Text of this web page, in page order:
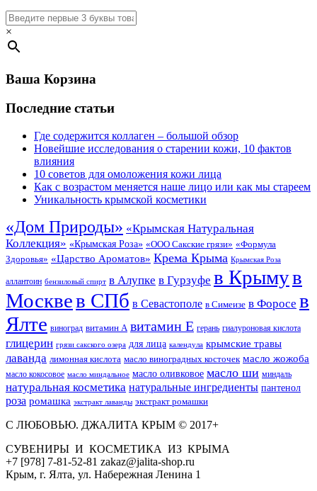
×
Ваша Корзина
Последние статьи
Где содержится коллаген – большой обзор
Новейшие исследования о старении кожи, 10 фактов
влияния
10 советов для омоложения кожи лица
Как с возрастом меняется наше лицо или как мы стареем
Уникальность крымской косметики
«Дом Природы» «Крымская Натуральная
Коллекция» «Крымская Роза» «ООО Сакские грязи» «Формула
Здоровья» «Царство Ароматов» Крема Крыма Крымская Роза
аллантоин бензиловый спирт в Алупке в Гурзуфе в Крымув
Москвев СПб в Севастополе в Симеизе в Форосе в
Ялте виноград витамин А витамин Е герань гиалуроновая кислота
глицерин грязи сакского озера для лица календула крымские травы
лаванда лимонная кислота масло виноградных косточек масло жожоба
масло кокосовое масло миндальное масло оливковое масло ши миндаль
натуральная косметика натуральные ингредиенты пантенол
роза ромашка экстракт лаванды экстракт ромашки
С ЛЮБОВЬЮ. ДЖАЛИТА КРЫМ © 2017+
СУВЕНИРЫ И КОСМЕТИКА ИЗ КРЫМА
+7 [978] 7-81-52-81 zakaz@jalita-shop.ru
Крым, г. Ялта, ул. Набережная Ленина 1